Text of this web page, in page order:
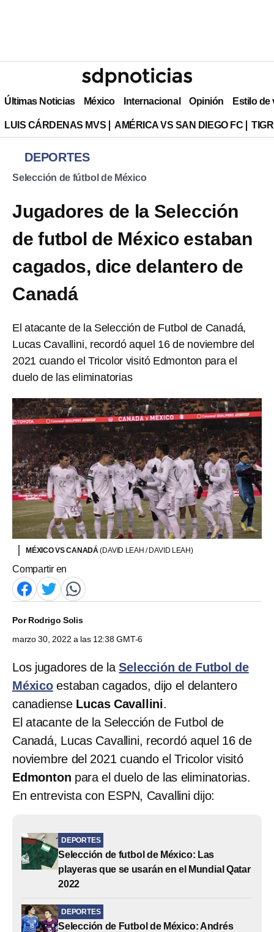
Últimas Noticias México Internacional Opinión Estilo de
LUIS CÁRDENAS MVS AMÉRICA VS SAN DIEGO FC
DEPORTES
Selección de fútbol de México
Jugadores de la Selección
de futbol de México estaban
cagados, dice delantero de
Canadá
El atacante de la Selección de Futbol de Canadá,
Lucas Cavallini, recordó aquel 16 de noviembre del
2021 cuando el Tricolor visitó Edmonton para el
duelo de las eliminatorias
MÉXICO VS CANADÁ(DAVID LEAH / DAVID LEAH)
Compartir en
PorRodrigo Solis
marzo 30, 2022 a las 12:38 GMT-6
Los jugadores de laSelección de Futbol de
Méxicoestaban cagados, dijo el delantero
canadiense Lucas Cavallini.
El atacante de la Selección de Futbol de
Canadá, Lucas Cavallini, recordó aquel 16 de
noviembre del 2021 cuando el Tricolor visitó
Edmonton para el duelo de las eliminatorias.
En entrevista con ESPN, Cavallini dijo:
DEPORTES
Selección de futbol de México: Las
playeras que se usarán en el Mundial Qatar
2022
DEPORTES
Selección de Futbol de México: Andrés